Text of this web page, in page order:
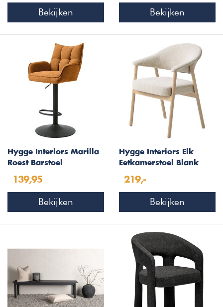
Bekijken Bekijken
Hygge Interiors Marilla
Roest Barstoel
139,95
Bekijken
Hygge Interiors Elk
Eetkamerstoel Blank
219,-
Bekijken